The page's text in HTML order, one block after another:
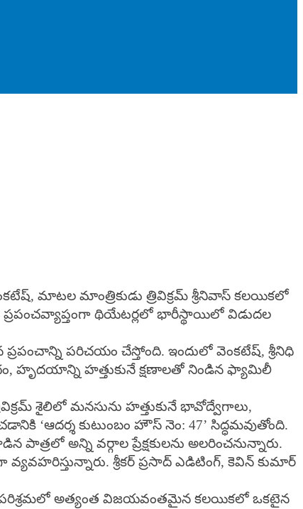
మాటల మాంత్రికుడు త్రివిక్రమ్ శ్రీనివాస్ కలయికలో
ప్రపంచవ్యాప్తంగా థియేటర్లలో భారీస్థాయిలో విడుదల
పరిచయం చేస్తోంది. ఇందులో వెంకటేష్, శ్రీనిధి
హృదయాన్ని హత్తుకునే క్షణాలతో నిండిన ఫ్యామిలీ
శైలిలో మనసును హత్తుకునే భావోద్వేగాలు,
‘ఆదర్శ కుటుంబం హౌస్ నెం: 47’ సిద్ధమవుతోంది.
అన్ని వర్గాల ప్రేక్షకులను అలరించనున్నారు.
శ్రీకర్ ప్రసాద్ ఎడిటింగ్, కెవిన్ కుమార్
పరిశ్రమలో అత్యంత విజయవంతమైన కలయికలో ఒకటైన